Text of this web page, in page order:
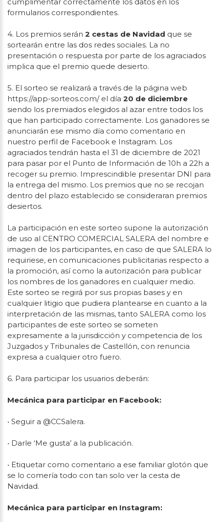
formularios correspondientes.
4. Los premios serán 2 cestas de Navidad que se
sortearán entre las dos redes sociales. La no
presentación o respuesta por parte de los agraciados
implica que el premio quede desierto.
5. El sorteo se realizará a través de la página web
https://app-sorteos.com/ el día 20 de diciembre
siendo los premiados elegidos al azar entre todos los
que han participado correctamente. Los ganadores se
anunciarán ese mismo día como comentario en
nuestro perfil de Facebook e Instagram. Los
agraciados tendrán hasta el 31 de diciembre de 2021
para pasar por el Punto de Información de 10h a 22h a
recoger su premio. Imprescindible presentar DNI para
la entrega del mismo. Los premios que no se recojan
dentro del plazo establecido se consideraran premios
desiertos.
La participación en este sorteo supone la autorización
de uso al CENTRO COMERCIAL SALERA del nombre e
imagen de los participantes, en caso de que SALERA lo
requiriese, en comunicaciones publicitarias respecto a
la promoción, así como la autorización para publicar
los nombres de los ganadores en cualquier medio.
Este sorteo se regirá por sus propias bases y en
cualquier litigio que pudiera plantearse en cuanto a la
interpretación de las mismas, tanto SALERA como los
participantes de este sorteo se someten
expresamente a la jurisdicción y competencia de los
Juzgados y Tribunales de Castellón, con renuncia
expresa a cualquier otro fuero.
6. Para participar los usuarios deberán:
Mecánica para participar en Facebook:
• Seguir a @CCSalera.
• Darle ‘Me gusta’ a la publicación.
• Etiquetar como comentario a ese familiar glotón que
se lo comería todo con tan solo ver la cesta de
Navidad.
Mecánica para participar en Instagram: